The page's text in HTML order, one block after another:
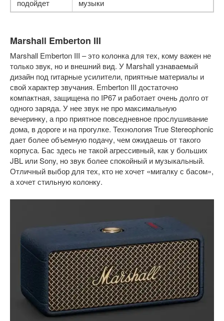
подойдет
музыки
Marshall Emberton III
Marshall Emberton III – это колонка для тех, кому важен не
только звук, но и внешний вид. У Marshall узнаваемый
дизайн под гитарные усилители, приятные материалы и
свой характер звучания. Emberton III достаточно
компактная, защищена по IP67 и работает очень долго от
одного заряда. У нее звук не про максимальную
вечеринку, а про приятное повседневное прослушивание
дома, в дороге и на прогулке. Технология True Stereophonic
дает более объемную подачу, чем ожидаешь от такого
корпуса. Бас здесь не такой агрессивный, как у больших
JBL или Sony, но звук более спокойный и музыкальный.
Отличный выбор для тех, кто не хочет «мигалку с басом»,
а хочет стильную колонку.